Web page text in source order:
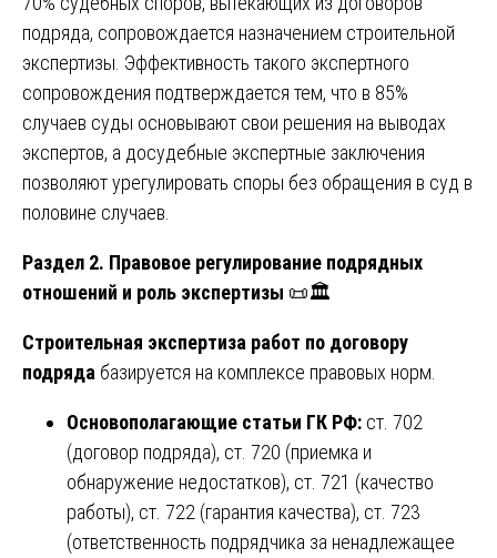
подряда, сопровождается назначением строительной
экспертизы. Эффективность такого экспертного
сопровождения подтверждается тем, что в 85%
случаев суды основывают свои решения на выводах
экспертов, а досудебные экспертные заключения
позволяют урегулировать споры без обращения в суд в
половине случаев.
Раздел 2. Правовое регулирование подрядных
отношений и роль экспертизы 📜🏛️
Строительная экспертиза работ по договору
подряда базируется на комплексе правовых норм.
Основополагающие статьи ГК РФ: ст. 702
(договор подряда), ст. 720 (приемка и
обнаружение недостатков), ст. 721 (качество
работы), ст. 722 (гарантия качества), ст. 723
(ответственность подрядчика за ненадлежащее